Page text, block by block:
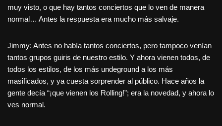
muy visto, o que hay tantos conciertos que lo ven de manera
normal… Antes la respuesta era mucho más salvaje.
Jimmy: Antes no había tantos conciertos, pero tampoco venían
tantos grupos guiris de nuestro estilo. Y ahora vienen todos, de
todos los estilos, de los más undeground a los más
masificados, y ya cuesta sorprender al público. Hace años la
gente decía “¡que vienen los Rolling!”; era la novedad, y ahora lo
ves normal.